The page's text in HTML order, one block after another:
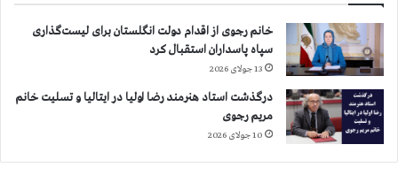
خانم رجوی از اقدام دولت انگلستان برای لیست‌گذاری
سپاه پاسداران استقبال کرد
13 جولای 2026
درگذشت استاد هنرمند رضا اولیا در ایتالیا و تسلیت خانم
مریم رجوی
10 جولای 2026